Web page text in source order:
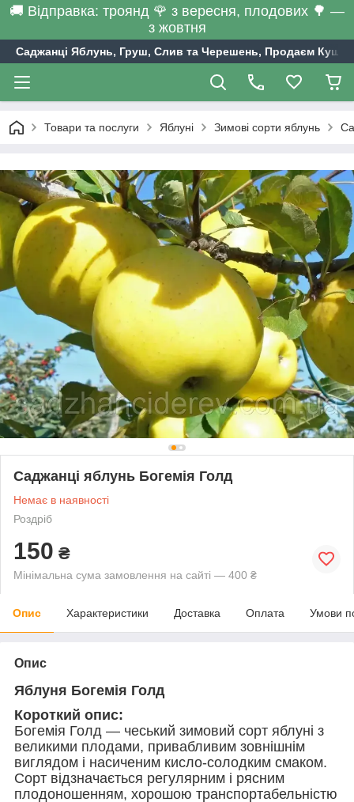
🚚 Відправка: троянд 🌹 з вересня, плодових 🌳 —
з жовтня
Саджанці Яблунь, Груш, Слив та Черешень, Продаєм Кущі
Товари та послуги Яблуні Зимові сорти яблунь
Саджанці яблунь Богемія Голд
Немає в наявності
Роздріб
150 ₴
Мінімальна сума замовлення на сайті — 400 ₴
Опис Характеристики Доставка Оплата Умови
Опис
Яблуня Богемія Голд
Короткий опис:
Богемія Голд — чеський зимовий сорт яблуні з
великими плодами, привабливим зовнішнім
виглядом і насиченим кисло-солодким смаком.
Сорт відзначається регулярним і рясним
плодоношенням, хорошою транспортабельністю